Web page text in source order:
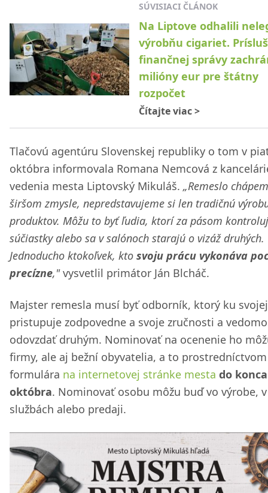
SÚVISIACI ČLÁNOK
Na Liptove odhalili
výrobňu cigariet.
finančnej správy
milióny eur pre štátny
rozpočet
Čítajte viac>
Tlačovú agentúru Slovenskej republiky o tom v
októbra informovala Romana Nemcová z
vedenia mesta Liptovský Mikuláš. „Remeslo
širšom zmysle, nepredstavujeme si len tradičnú
produktov. Môžu to byť ľudia, ktorí za pásom
súčiastky alebo sa v salónoch starajú o vizáž druhých.
Jednoducho ktokoľvek, kto svoju prácu vykonáva
precízne,"vysvetlil primátor Ján Blcháč.
Majster remesla musí byť odborník, ktorý ku
pristupuje zodpovedne a svoje zručnosti a
odovzdať druhým. Nominovať na ocenenie ho
firmy, ale aj bežní obyvatelia, a to
formulára na internetovej stránke mesta do konca
októbra. Nominovať osobu môžu buď vo výrobe, v
službách alebo predaji.